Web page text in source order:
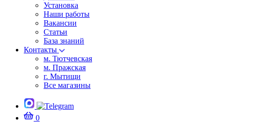
Установка
Наши работы
Вакансии
Статьи
База знаний
Контакты
м. Тютчевская
м. Пражская
г. Мытищи
Все магазины
0